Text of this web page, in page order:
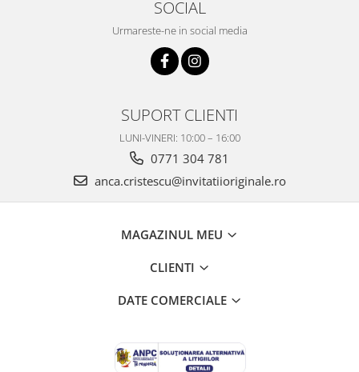
SOCIAL
Urmareste-ne in social media
SUPORT CLIENTI
LUNI-VINERI: 10:00 – 16:00
0771 304 781
anca.cristescu@invitatiioriginale.ro
MAGAZINUL MEU
CLIENTI
DATE COMERCIALE